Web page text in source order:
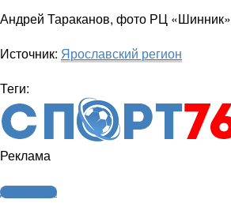
Андрей Тараканов, фото РЦ «Шинник»
Источник: Ярославский регион
Теги:
Реклама
Другие виды